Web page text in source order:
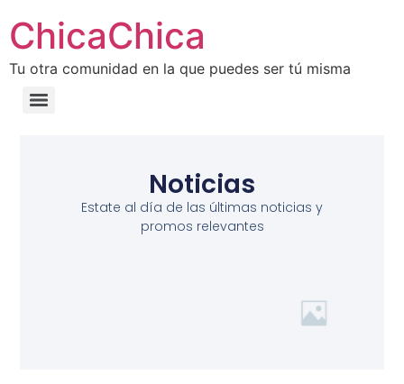
ChicaChica
Tu otra comunidad en la que puedes ser tú misma
Noticias
Estate al día de las últimas noticias y
promos relevantes